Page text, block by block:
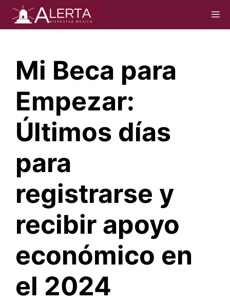
Saltar
contenido
Mi Beca para
Empezar:
Últimos días
para
registrarse y
recibir apoyo
económico en
el 2024